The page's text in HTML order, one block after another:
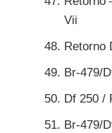
Vii
Retorno
Br-479/
Df 250 /
Br-479/